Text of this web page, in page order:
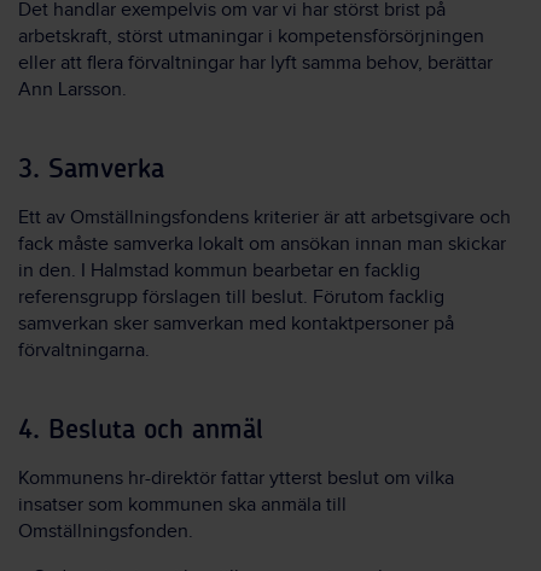
Det handlar exempelvis om var vi har störst brist på
arbetskraft, störst utmaningar i kompetensförsörjningen
eller att flera förvaltningar har lyft samma behov, berättar
Ann Larsson.
3. Samverka
Ett av Omställningsfondens kriterier är att arbetsgivare och
fack måste samverka lokalt om ansökan innan man skickar
in den. I Halmstad kommun bearbetar en facklig
referensgrupp förslagen till beslut. Förutom facklig
samverkan sker samverkan med kontaktpersoner på
förvaltningarna.
4. Besluta och anmäl
Kommunens hr-direktör fattar ytterst beslut om vilka
insatser som kommunen ska anmäla till
Omställningsfonden.